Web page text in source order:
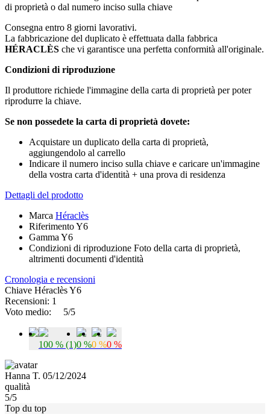
di proprietà o dal numero inciso sulla chiave
Consegna entro 8 giorni lavorativi.
La fabbricazione del duplicato è effettuata dalla fabbrica
HÉRACLÈS che vi garantisce una perfetta conformità all'originale.
Condizioni di riproduzione
Il produttore richiede l'immagine della carta di proprietà per poter
riprodurre la chiave.
Se non possedete la carta di proprietà dovete:
Acquistare un duplicato della carta di proprietà,
aggiungendolo al carrello
Indicare il numero inciso sulla chiave e caricare un'immagine
della vostra carta d'identità + una prova di residenza
Dettagli del prodotto
Marca Héraclès
RiferimentoY6
Gamma Y6
Condizioni di riproduzione Foto della carta di proprietà,
altrimenti documenti d'identità
Cronologia e recensioni
Chiave Héraclès Y6
Recensioni: 1
Voto medio:
5/5
100 % (1)0 %0 %0 %
Hanna T. 05/12/2024
qualità
5/5
Top du top